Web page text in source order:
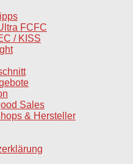
FCFC
/ KISS
Sales
& Hersteller